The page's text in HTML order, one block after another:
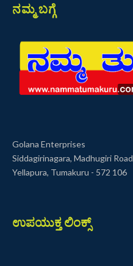
ನಮ್ಮ ಬಗ್ಗೆ
Golana Enterprises
Siddagirinagara, Madhugiri Road
Yellapura, Tumakuru - 572 106
ಉಪಯುಕ್ತ ಲಿಂಕ್ಸ್